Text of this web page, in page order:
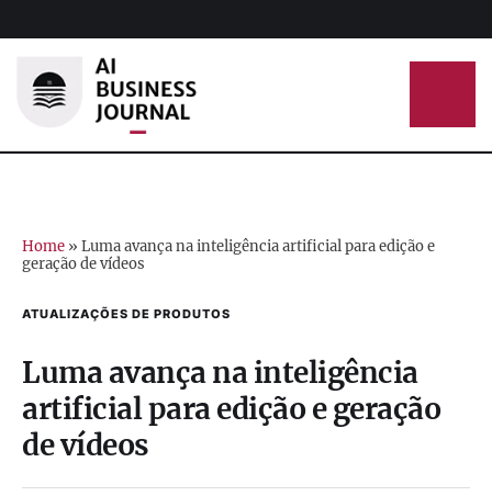
Home » Luma avança na inteligência artificial para edição e
geração de vídeos
ATUALIZAÇÕES DE PRODUTOS
Luma avança na inteligência
artificial para edição e geração
de vídeos